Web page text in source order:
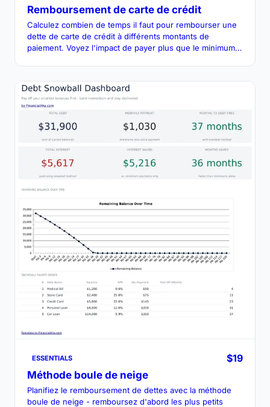
Remboursement de carte de crédit
Calculez combien de temps il faut pour rembourser une
dette de carte de crédit à différents montants de
paiement. Voyez l'impact de payer plus que le minimum
ESSENTIALS
$19
Méthode boule de neige
Planifiez le remboursement de dettes avec la méthode
boule de neige - remboursez d'abord les plus petits